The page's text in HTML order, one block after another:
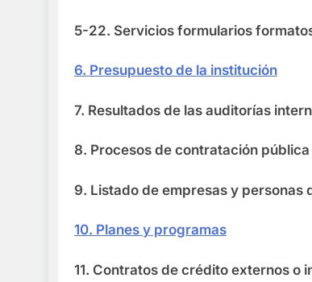
5-22. Servicios formularios
6. Presupuesto de la institución
7. Resultados de las auditorías
8. Procesos de contratación
9. Listado de empresas y
10. Planes y programas
11. Contratos de crédito externos o